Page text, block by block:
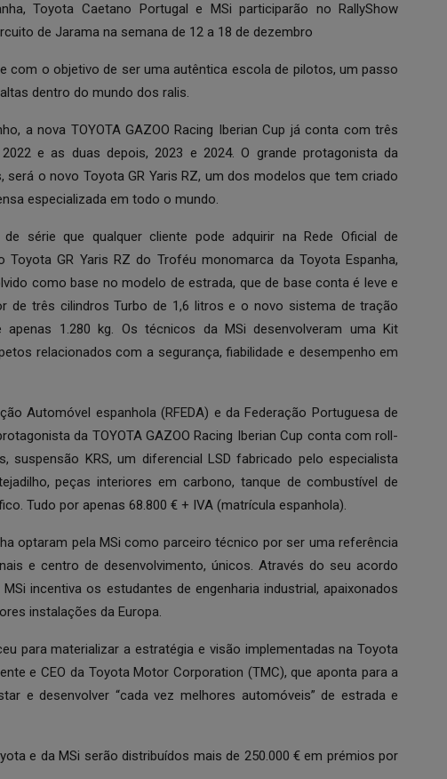
Toyota Caetano Portugal e MSi participarão no RallyShow
de Jarama na semana de 12 a 18 de dezembro
com o objetivo de ser uma autêntica escola de pilotos, um passo
dentro do mundo dos ralis.
a nova TOYOTA GAZOO Racing Iberian Cup já conta com três
e as duas depois, 2023 e 2024. O grande protagonista da
o novo Toyota GR Yaris RZ, um dos modelos que tem criado
especializada em todo o mundo.
série que qualquer cliente pode adquirir na Rede Oficial de
GR Yaris RZ do Troféu monomarca da Toyota Espanha,
como base no modelo de estrada, que de base conta é leve e
de três cilindros Turbo de 1,6 litros e o novo sistema de tração
apenas 1.280 kg. Os técnicos da MSi desenvolveram uma Kit
relacionados com a segurança, fiabilidade e desempenho em
Automóvel espanhola (RFEDA) e da Federação Portuguesa de
da TOYOTA GAZOO Racing Iberian Cup conta com roll-
suspensão KRS, um diferencial LSD fabricado pelo especialista
peças interiores em carbono, tanque de combustível de
Tudo por apenas 68.800 € + IVA (matrícula espanhola).
optaram pela MSi como parceiro técnico por ser uma referência
e centro de desenvolvimento, únicos. Através do seu acordo
incentiva os estudantes de engenharia industrial, apaixonados
instalações da Europa.
para materializar a estratégia e visão implementadas na Toyota
e CEO da Toyota Motor Corporation (TMC), que aponta para a
e desenvolver “cada vez melhores automóveis” de estrada e
e da MSi serão distribuídos mais de 250.000 € em prémios por